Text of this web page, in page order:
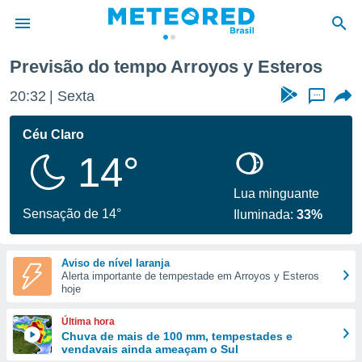
da
fornecidas
a este
das
e
forma
digital
Previsão do tempo Arroyos y Esteros
20:32 Sexta ...
Céu Claro
14°
Sensação de 14°
Lua minguante
Iluminada:33%
Aviso de nível laranja
Alerta importante de tempestade em Arroyos y Esteros
hoje
Última hora
Chuva de mais de 100 mm, tempestades e
vendavais ainda ameaçam o Sul